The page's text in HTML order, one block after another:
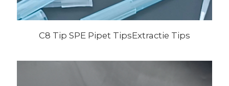
C8 Tip SPE Pipet TipsExtractie Tips